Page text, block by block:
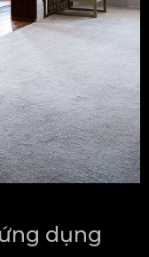
dụng